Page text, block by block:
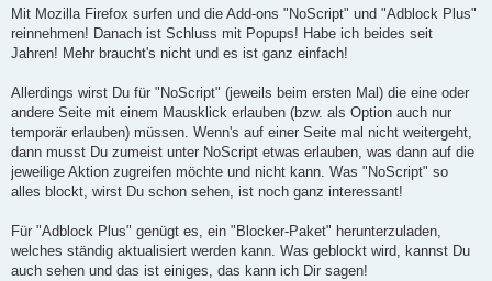
e
e
n
B
i
t
a
g
Mit Mozilla Firefox surfen und die Add-ons "NoScript" und "Adblock Plus"
reinnehmen! Danach ist Schluss mit Popups! Habe ich beides seit
Jahren! Mehr braucht's nicht und es ist ganz einfach!
Allerdings wirst Du für "NoScript" (jeweils beim ersten Mal) die eine oder
andere Seite mit einem Mausklick erlauben (bzw. als Option auch nur
temporär erlauben) müssen. Wenn's auf einer Seite mal nicht weitergeht,
dann musst Du zumeist unter NoScript etwas erlauben, was dann auf die
jeweilige Aktion zugreifen möchte und nicht kann. Was "NoScript" so
alles blockt, wirst Du schon sehen, ist noch ganz interessant!
Für "Adblock Plus" genügt es, ein "Blocker-Paket" herunterzuladen,
welches ständig aktualisiert werden kann. Was geblockt wird, kannst Du
auch sehen und das ist einiges, das kann ich Dir sagen!